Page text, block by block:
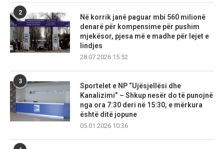
2
Në korrik janë paguar mbi 560 milionë
denarë për kompensime për pushim
mjekësor, pjesa më e madhe për lejet e
lindjes
28.07.2026 15:52
3
Sportelet e NP “Ujësjellësi dhe
Kanalizimi” – Shkup nesër do të punojnë
nga ora 7:30 deri në 15:30, e mërkura
është ditë jopune
05.01.2026 10:36